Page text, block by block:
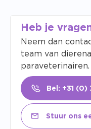
Heb je
Neem dan
team van
paraveterinairen.
Bel: +31 (0)
Stuur ons